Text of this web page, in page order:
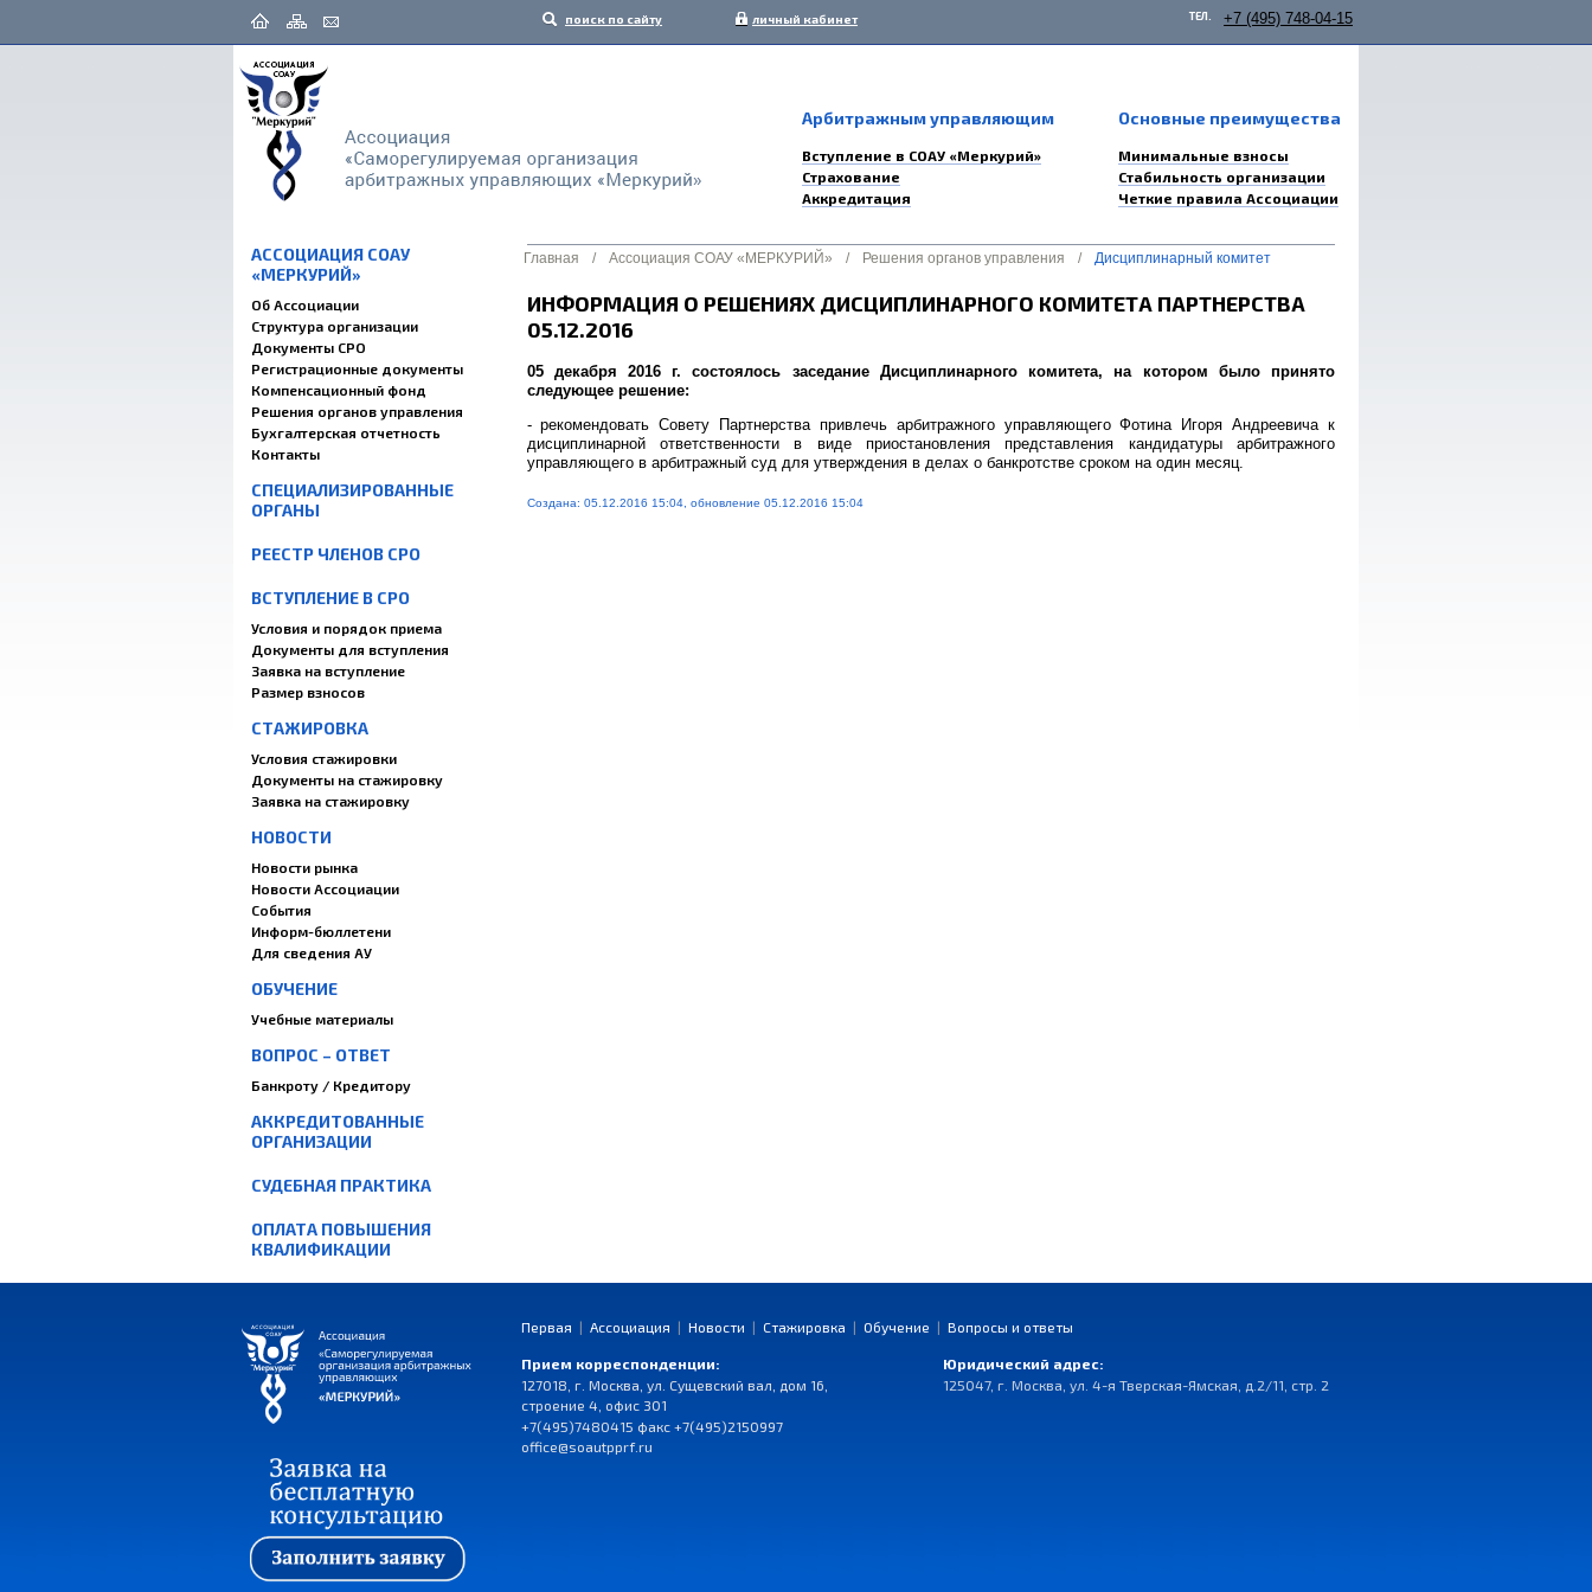
поиск по сайту личный кабинет ТЕЛ. +7 (495) 748-04-15
Арбитражным управляющим
Вступление в СОАУ «Меркурий»
Страхование
Аккредитация
Основные преимущества
Минимальные взносы
Стабильность организации
Четкие правила Ассоциации
АССОЦИАЦИЯ СОАУ
«МЕРКУРИЙ»
Об Ассоциации
Структура организации
Документы СРО
Регистрационные документы
Компенсационный фонд
Решения органов управления
Бухгалтерская отчетность
Контакты
СПЕЦИАЛИЗИРОВАННЫЕ
ОРГАНЫ
РЕЕСТР ЧЛЕНОВ СРО
ВСТУПЛЕНИЕ В СРО
Условия и порядок приема
Документы для вступления
Заявка на вступление
Размер взносов
СТАЖИРОВКА
Условия стажировки
Документы на стажировку
Заявка на стажировку
НОВОСТИ
Новости рынка
Новости Ассоциации
События
Информ-бюллетени
Для сведения АУ
ОБУЧЕНИЕ
Учебные материалы
ВОПРОС – ОТВЕТ
Банкроту / Кредитору
АККРЕДИТОВАННЫЕ
ОРГАНИЗАЦИИ
СУДЕБНАЯ ПРАКТИКА
ОПЛАТА ПОВЫШЕНИЯ
КВАЛИФИКАЦИИ
Главная / Ассоциация СОАУ «МЕРКУРИЙ» / Решения органов управления / Дисциплинарный комитет
ИНФОРМАЦИЯ О РЕШЕНИЯХ ДИСЦИПЛИНАРНОГО КОМИТЕТА ПАРТНЕРСТВА
05.12.2016
05 декабря 2016 г. состоялось заседание Дисциплинарного комитета, на котором было принято
следующее решение:
- рекомендовать Совету Партнерства привлечь арбитражного управляющего Фотина Игоря Андреевича к
дисциплинарной ответственности в виде приостановления представления кандидатуры арбитражного
управляющего в арбитражный суд для утверждения в делах о банкротстве сроком на один месяц.
Создана: 05.12.2016 15:04, обновление 05.12.2016 15:04
Первая | Ассоциация | Новости | Стажировка | Обучение | Вопросы и ответы
Прием корреспонденции:
127018, г. Москва, ул. Сущевский вал, дом 16,
строение 4, офис 301
+7(495)7480415 факс +7(495)2150997
office@soautpprf.ru
Юридический адрес:
125047, г. Москва, ул. 4-я Тверская-Ямская, д.2/11, стр. 2